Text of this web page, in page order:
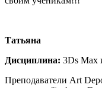
Татьяна
Дисциплина: 3Ds Max
Преподаватели Art